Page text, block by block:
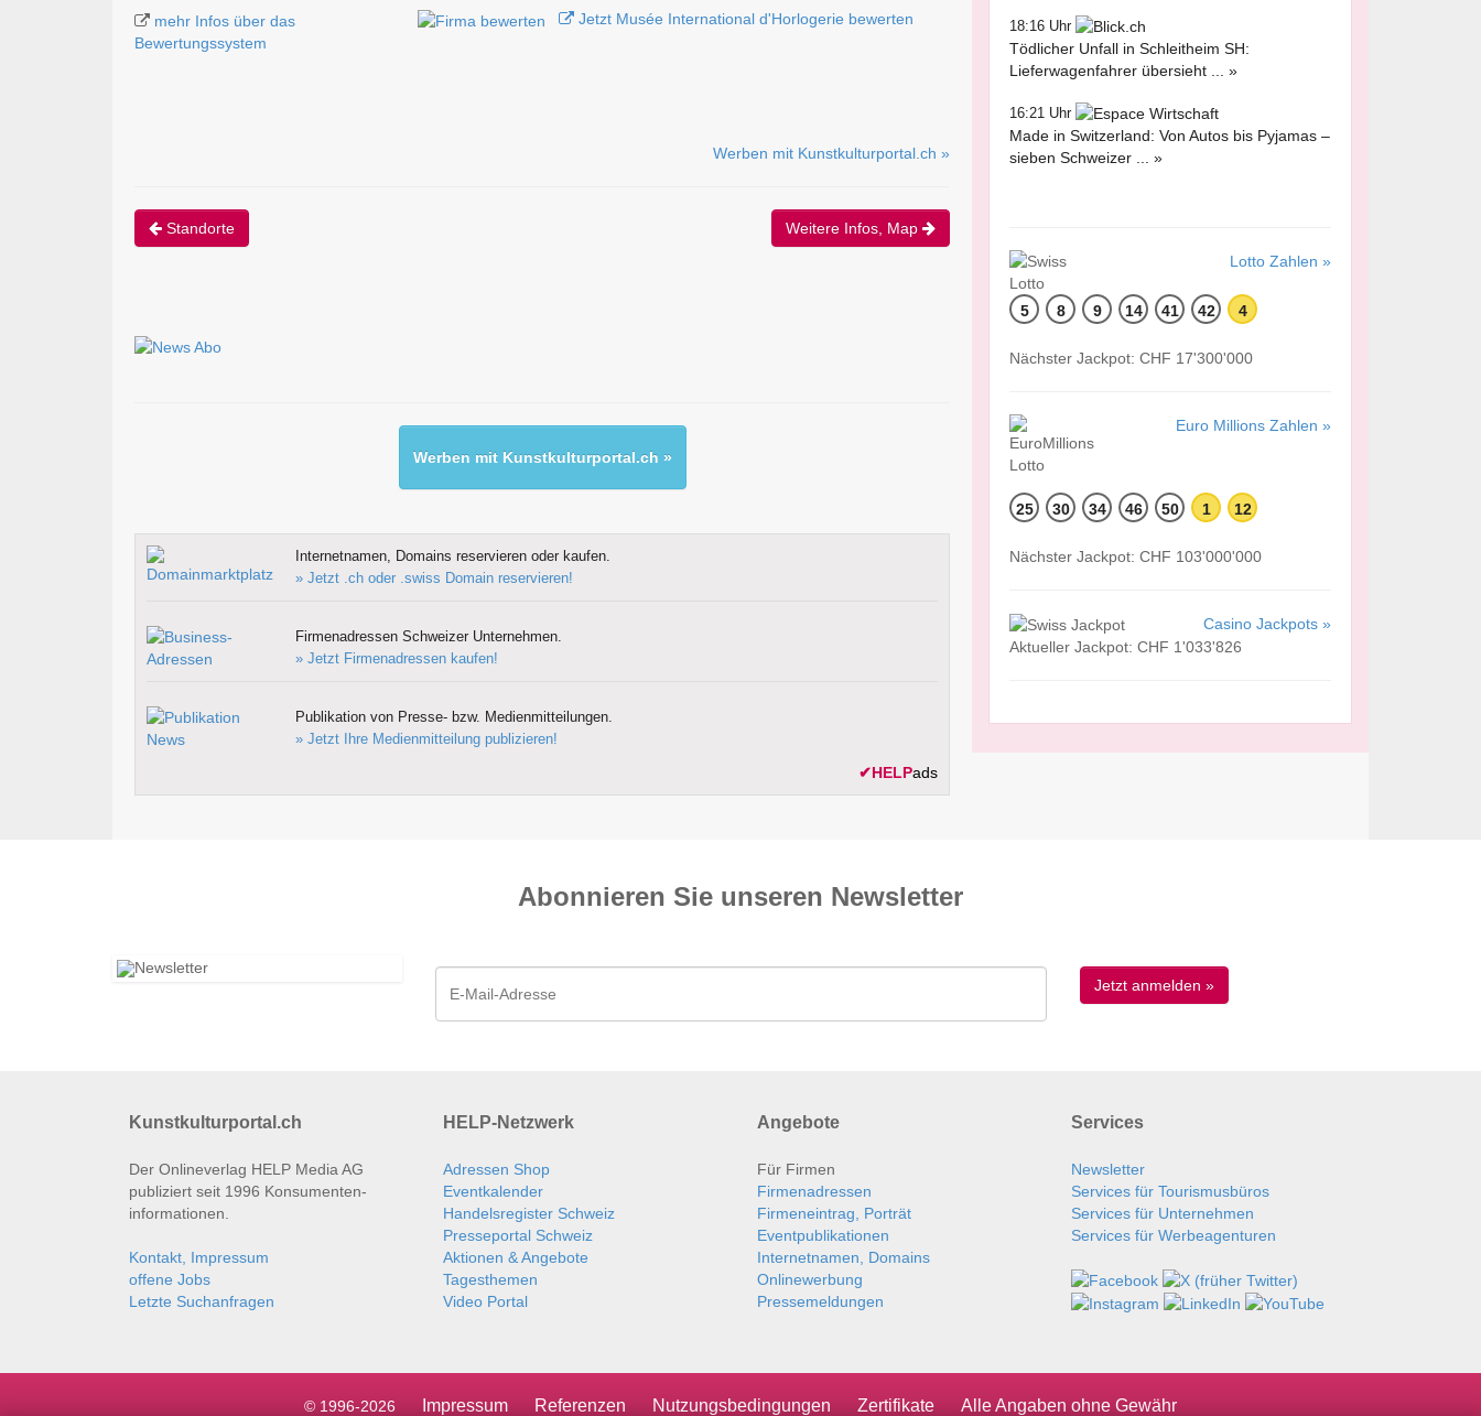
mehr Infos über das
Bewertungssystem
Jetzt Musée International d'Horlogerie bewerten
Werben mit Kunstkulturportal.ch »
Standorte Weitere Infos, Map
Werben mit Kunstkulturportal.ch »
Internetnamen, Domains reservieren oder kaufen.
» Jetzt .ch oder .swiss Domain reservieren!
Firmenadressen Schweizer Unternehmen.
» Jetzt Firmenadressen kaufen!
Publikation von Presse- bzw. Medienmitteilungen.
» Jetzt Ihre Medienmitteilung publizieren!
✔HELPads
18:16 Uhr
Tödlicher Unfall in Schleitheim SH:
Lieferwagenfahrer übersieht ... »
16:21 Uhr
Made in Switzerland: Von Autos bis Pyjamas –
sieben Schweizer ... »
Lotto Zahlen »
5 8 9 14 41 42 4
Nächster Jackpot: CHF 17'300'000
Euro Millions Zahlen »
25 30 34 46 50 1 12
Nächster Jackpot: CHF 103'000'000
Casino Jackpots »
Aktueller Jackpot: CHF 1'033'826
Abonnieren Sie unseren News­letter
Kunstkulturportal.ch
Der Onlineverlag HELP Media AG
publiziert seit 1996 Konsumenten­
informationen.
Kontakt, Impressum
offene Jobs
Letzte Suchanfragen
HELP-Netzwerk
Adressen Shop
Eventkalender
Handelsregister Schweiz
Presseportal Schweiz
Aktionen & Angebote
Tagesthemen
Video Portal
Angebote
Für Firmen
Firmenadressen
Firmeneintrag, Porträt
Eventpublikationen
Internetnamen, Domains
Onlinewerbung
Pressemeldungen
Services
Newsletter
Services für Tourismusbüros
Services für Unternehmen
Services für Werbeagenturen
© 1996-2026 Impressum Referenzen Nutzungsbedingungen Zertifikate Alle Angaben ohne Gewähr